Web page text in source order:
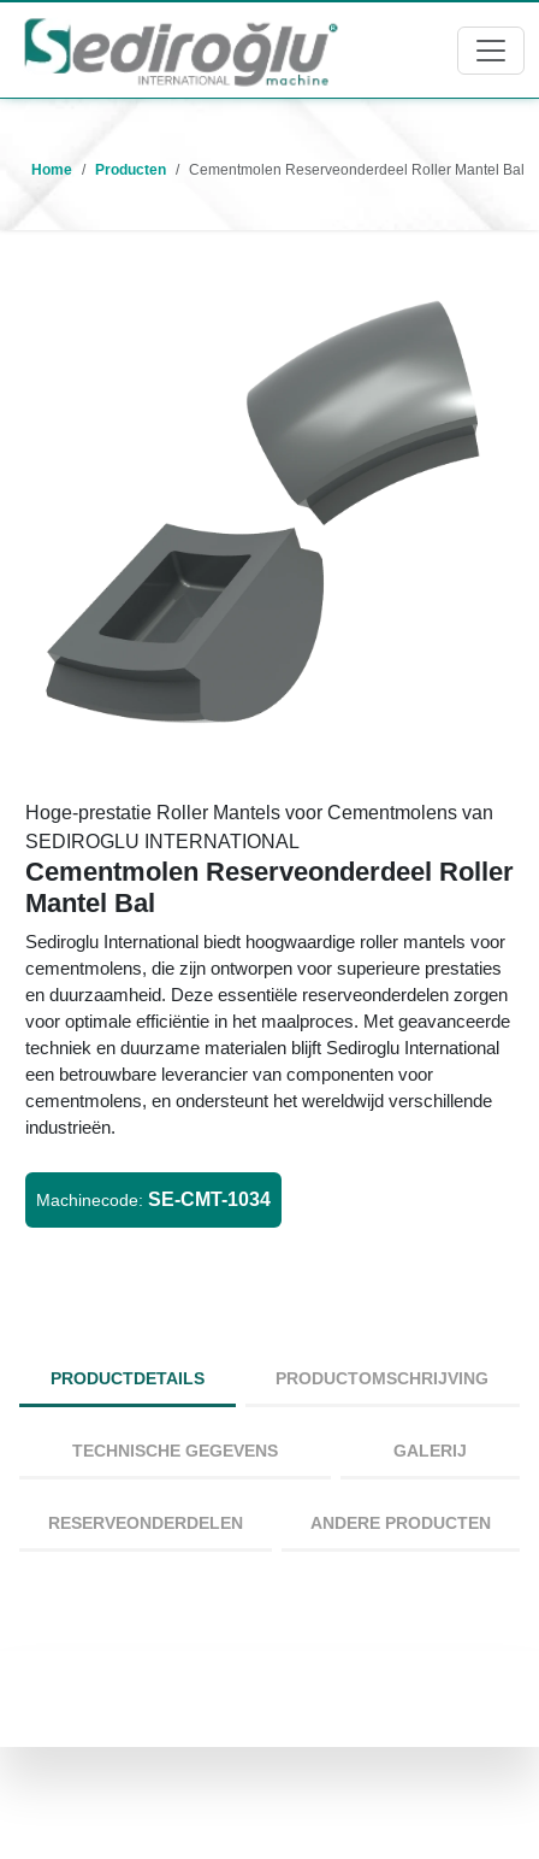
Home Producten Cementmolen Reserveonderdeel Roller Mantel Bal
Hoge-prestatie Roller Mantels voor Cementmolens van
SEDIROGLU INTERNATIONAL
Cementmolen Reserveonderdeel Roller
Mantel Bal
Sediroglu International biedt hoogwaardige roller mantels voor
cementmolens, die zijn ontworpen voor superieure prestaties
en duurzaamheid. Deze essentiële reserveonderdelen zorgen
voor optimale efficiëntie in het maalproces. Met geavanceerde
techniek en duurzame materialen blijft Sediroglu International
een betrouwbare leverancier van componenten voor
cementmolens, en ondersteunt het wereldwijd verschillende
industrieën.
Machinecode: SE-CMT-1034
PRODUCTDETAILS PRODUCTOMSCHRIJVING
TECHNISCHE GEGEVENS GALERIJ
RESERVEONDERDELEN ANDERE PRODUCTEN